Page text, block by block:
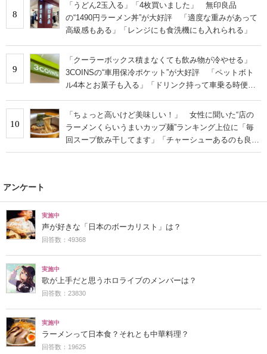
8
「うどん2玉入る」「4枚買いました」 無印良品
の“1490円ラーメン丼”が大好評 「適度な重みがあって
高級感もある」「レンジにも食洗機にも入れられる」
9
「クーラーボックス積まなくても飲み物が冷やせる」
3COINSの“車用保冷ポケット”が大好評 「ペットボト
ル4本とお菓子も入る」「ドリンク持って車乗る時便
10
「ちょっと高いけど美味しい！」 女性に聞いた“店の
ラーメンくらいうまいカップ麺”ランキング上位に「毎
回スープ飲み干してます」「チャーシューあるのも良
さ」の声
アンケート
実施中
声が好きな「日本のボーカリスト」は？
回答数：49368
実施中
歌が上手だと思うホロライブのメンバーは？
回答数：23830
実施中
ラーメンって日本食？それとも中華料理？
回答数：19625